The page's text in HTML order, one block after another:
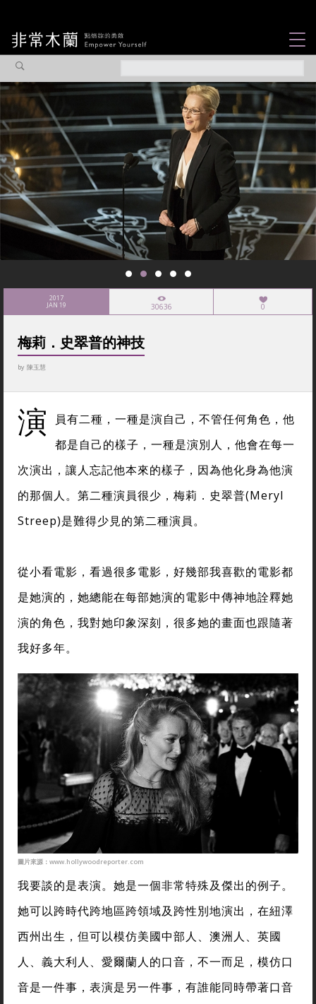
觀點專欄
焦點企劃
社會企業
認識我們
2017
JAN 19 30636 0
梅莉．史翠普的神技
by 陳玉慧
演
員有二種，一種是演自己，不管任何角色，他
都是自己的樣子，一種是演別人，他會在每一
次演出，讓人忘記他本來的樣子，因為他化身為他演
的那個人。第二種演員很少，梅莉．史翠普(Meryl
Streep)是難得少見的第二種演員。
從小看電影，看過很多電影，好幾部我喜歡的電影都
是她演的，她總能在每部她演的電影中傳神地詮釋她
演的角色，我對她印象深刻，很多她的畫面也跟隨著
我好多年。
圖片來源：www.hollywoodreporter.com
我要談的是表演。她是一個非常特殊及傑出的例子。
她可以跨時代跨地區跨領域及跨性別地演出，在紐澤
西州出生，但可以模仿美國中部人、澳洲人、英國
人、義大利人、愛爾蘭人的口音，不一而足，模仿口
音是一件事，表演是另一件事，有誰能同時帶著口音